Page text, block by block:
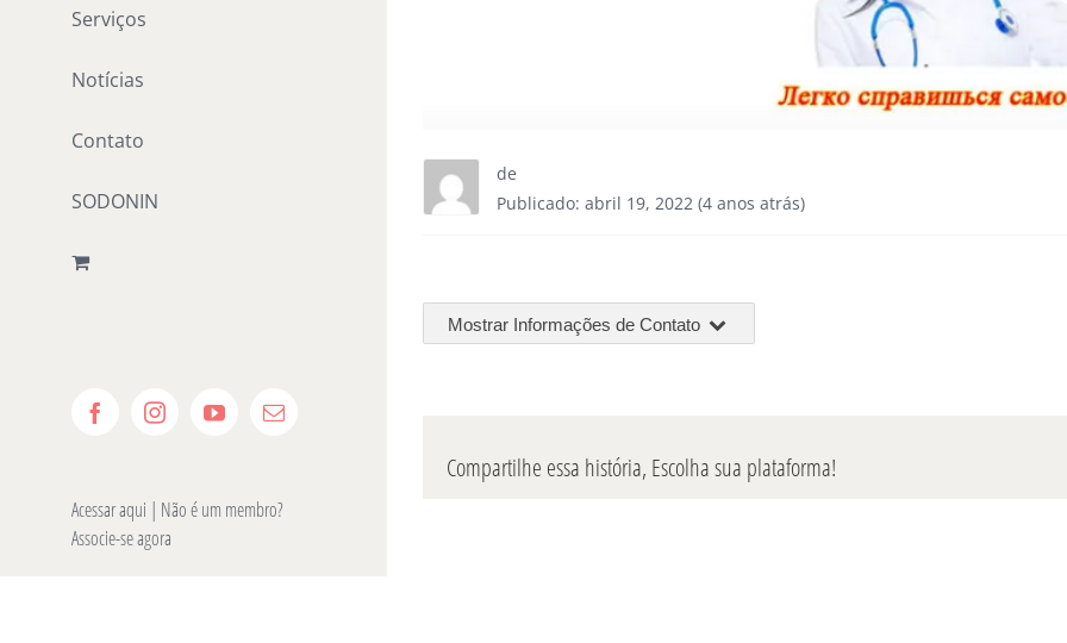
Serviços
Notícias
Contato
SODONIN
FacebookInstagramYouTube
E-
Acessar aqui | Não é um membro?
Associe-se agora
de
Publicado: abril 19, 2022 (4 anos atrás)
Mostrar Informações de Contato
Compartilhe essa história, Escolha sua plataforma!